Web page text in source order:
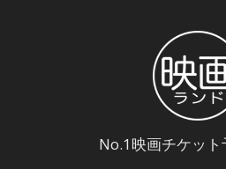
No.1映画チケット